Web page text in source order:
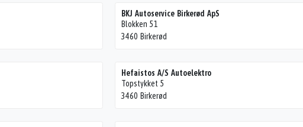
BKJ Autoservice Birkerød ApS
Blokken 51
3460 Birkerød
Hefaistos A/S Autoelektro
Topstykket 5
3460 Birkerød